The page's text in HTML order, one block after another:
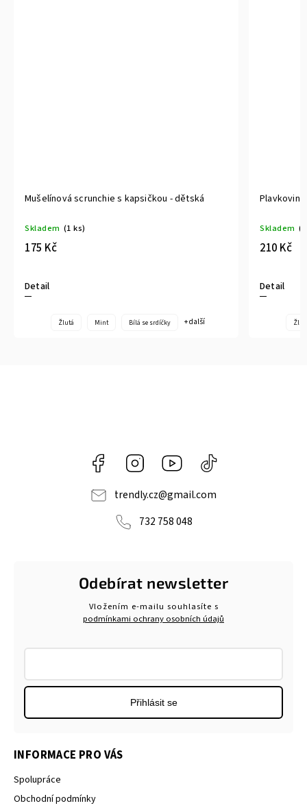
Mušelínová scrunchie s kapsičkou - dětská
Skladem (1 ks)
175 Kč
Detail
Žlutá Mint Bílá se srdíčky + další
Skladem
210 Kč
Detail
Facebook Instagram https://www.youtube.com/
navlnetrendu5284
trendly.cz@gmail.com
732 758 048
INFORMACE PRO VÁS
Spolupráce
Obchodní podmínky
Odebírat newsletter
Vložením e-mailu souhlasíte s
podmínkami ochrany osobních údajů
Přihlásit se